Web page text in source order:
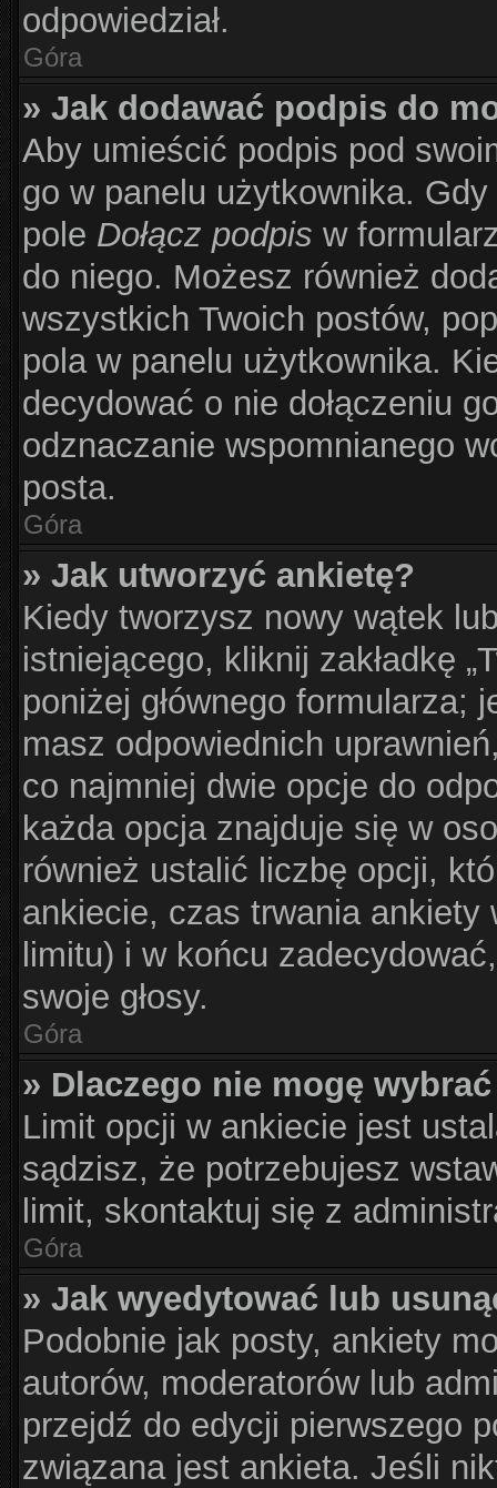
odpowiedział.
Góra
» Jak dodawać podpis do
Aby umieścić podpis pod
go w panelu użytkownika.
pole Dołącz podpis w
do niego. Możesz również
wszystkich Twoich postów,
pola w panelu użytkownika.
decydować o nie dołączeniu
odznaczanie wspomnianego
posta.
Góra
» Jak utworzyć ankietę?
Kiedy tworzysz nowy wątek
istniejącego, kliknij zakładkę
poniżej głównego formularza;
masz odpowiednich
co najmniej dwie opcje do
każda opcja znajduje się w
również ustalić liczbę opcji,
ankiecie, czas trwania
limitu) i w końcu
swoje głosy.
Góra
» Dlaczego nie mogę
Limit opcji w ankiecie jest
sądzisz, że potrzebujesz
limit, skontaktuj się z
Góra
» Jak wyedytować lub
Podobnie jak posty, ankiety
autorów, moderatorów lub
przejdź do edycji pierwszego
związana jest ankieta. Jeśli